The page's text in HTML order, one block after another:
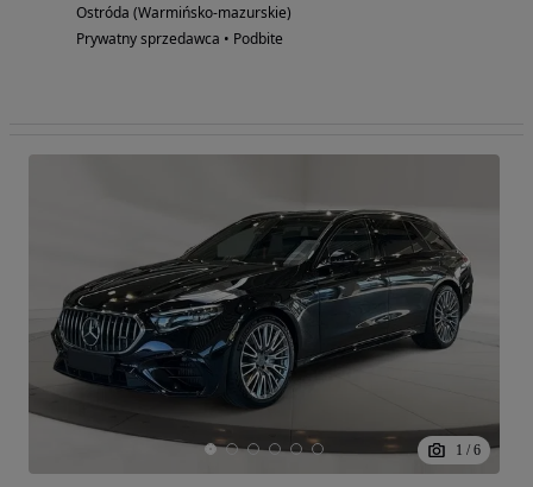
Ostróda (Warmińsko-mazurskie)
Prywatny sprzedawca • Podbite
1 / 6